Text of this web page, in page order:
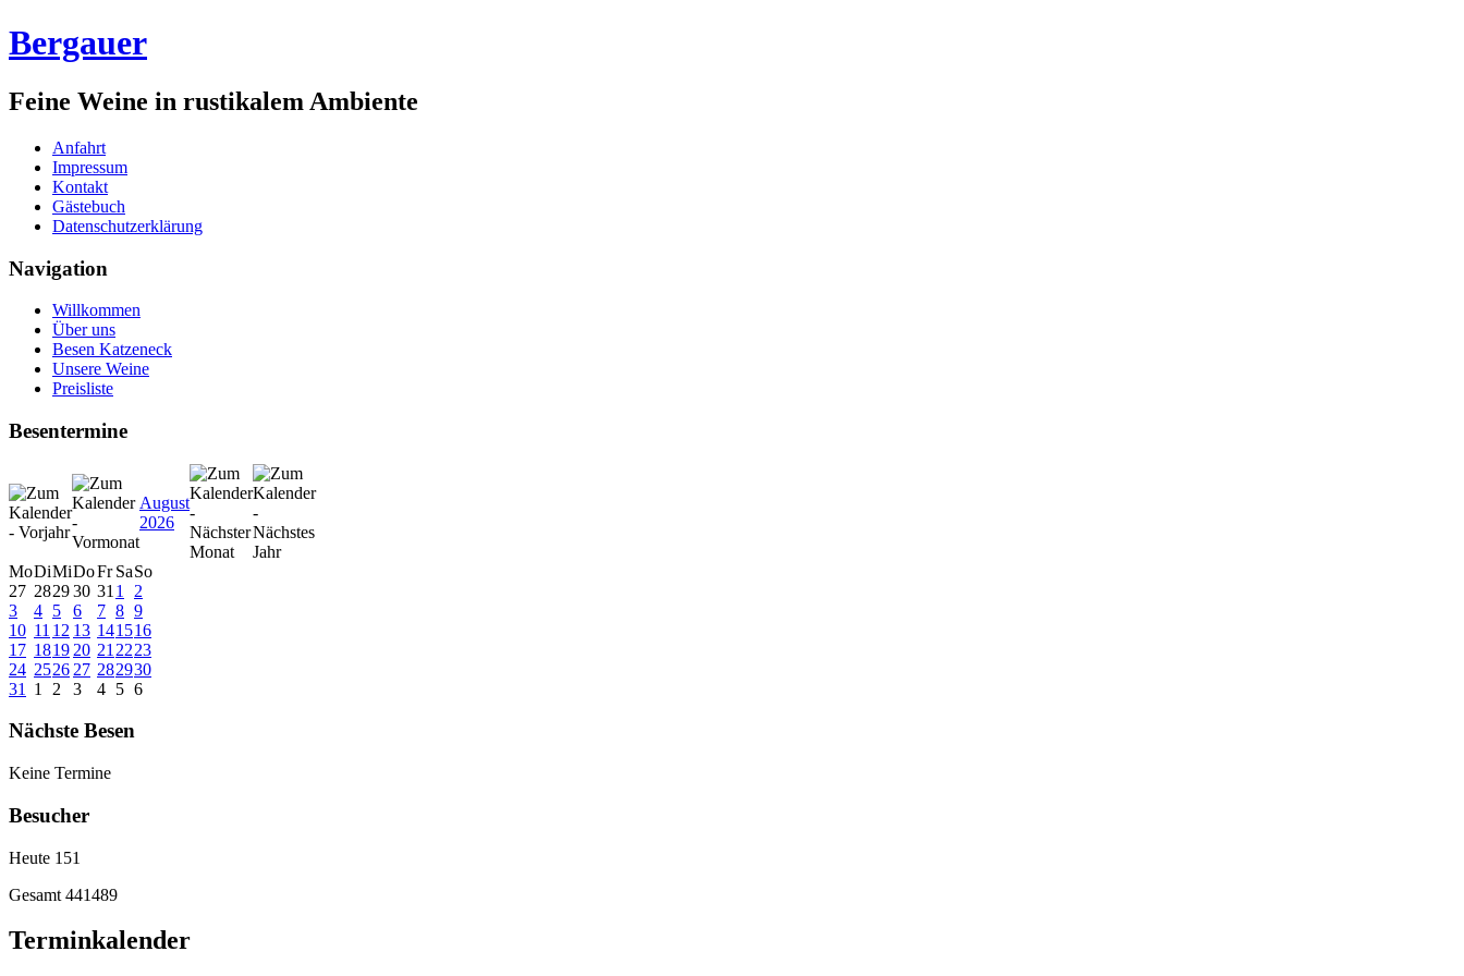
Bergauer
Feine Weine in rustikalem Ambiente
Anfahrt
Impressum
Kontakt
Gästebuch
Datenschutzerklärung
Navigation
Willkommen
Über uns
Besen Katzeneck
Unsere Weine
Preisliste
Besentermine
August
2026
MoDiMiDoFr SaSo
27 282930 31 1
2
3
4 5 6 7 8 9
10 11 12 13 141516
17 1819 20 21 2223
24 2526 27 282930
31
1 2 3 4 5 6
Nächste Besen
Keine Termine
Besucher
Heute 151
Gesamt 441489
Terminkalender